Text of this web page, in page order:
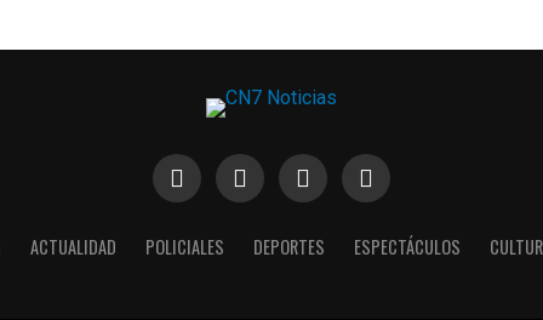
ACTUALIDAD POLICIALES DEPORTES ESPECTÁCULOS